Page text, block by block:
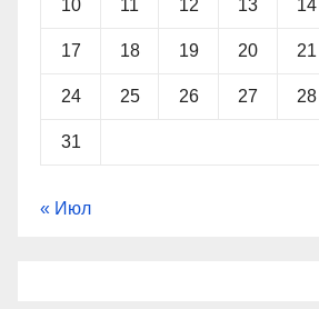
10 11 12 13 14
17 18 19 20 21
24 25 26 27 28
31
« Июл